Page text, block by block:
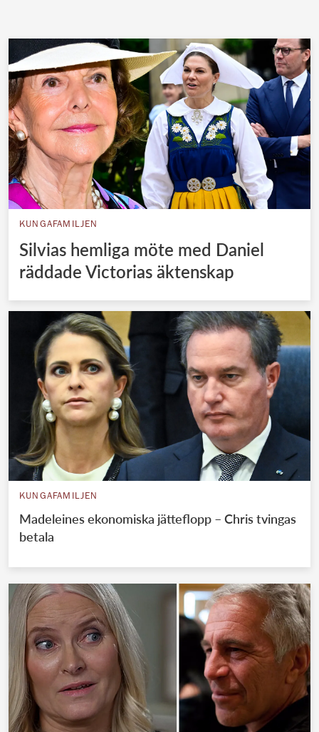
KUNGAFAMILJEN
Silvias hemliga möte med Daniel
räddade Victorias äktenskap
KUNGAFAMILJEN
Madeleines ekonomiska jätteflopp – Chris tvingas
betala